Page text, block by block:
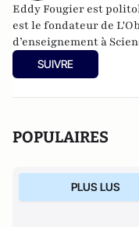
Eddy Fougier est
est le fondateur de
d’enseignement à
Business School
formation au
SUIVRE
POPULAIRES
PLUS LUS